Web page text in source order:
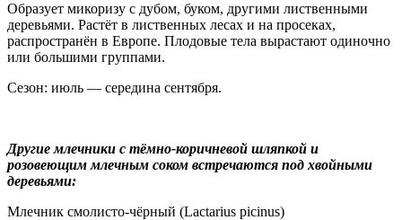
Образует микоризу с дубом, буком, другими лиственными
деревьями. Растёт в лиственных лесах и на просеках,
распространён в Европе. Плодовые тела вырастают одиночно
или большими группами.
Сезон: июль — середина сентября.
Другие млечники с тёмно-коричневой шляпкой и
розовеющим млечным соком встречаются под хвойными
деревьями:
Млечник смолисто-чёрный (Lactarius picinus)